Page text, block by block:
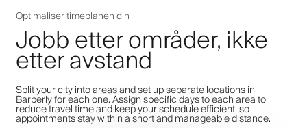
Optimaliser timeplanen din
Jobb etter områder, ikke
etter avstand
Split your city into areas and set up separate locations in
Barberly for each one. Assign specific days to each area to
reduce travel time and keep your schedule efficient, so
appointments stay within a short and manageable distance.